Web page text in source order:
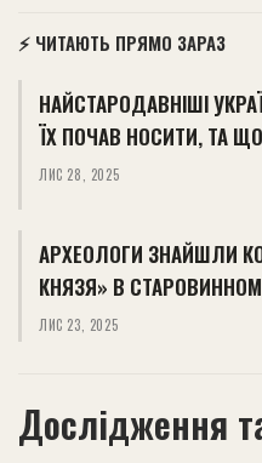
⚡ ЧИТАЮТЬ ПРЯМО ЗАРАЗ
НАЙСТАРОДАВНІШІ
ЇХ ПОЧАВ НОСИТИ, ТА
ЛИС 28, 2025
АРХЕОЛОГИ ЗНАЙШЛИ
КНЯЗЯ» В
ЛИС 23, 2025
Дослідження